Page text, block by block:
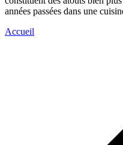
années passées dans une
Accueil